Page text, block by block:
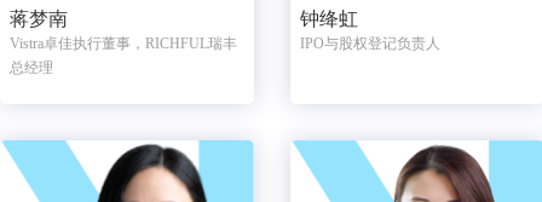
蒋梦南
Vistra卓佳执行董事，RICHFUL瑞丰
总经理
钟绛虹
IPO与股权登记负责人